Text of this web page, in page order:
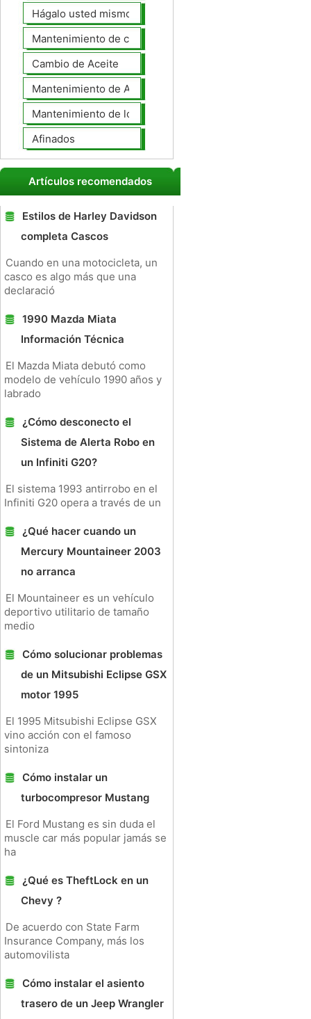
Hágalo usted mismo Mantenimiento de Automotores
Mantenimiento de coches General
Cambio de Aceite
Mantenimiento de Automotores Profesional
Mantenimiento de los neumáticos
Afinados
Artículos recomendados
Estilos de Harley Davidson
completa Cascos
Cuando en una motocicleta, un
casco es algo más que una
declaració
1990 Mazda Miata
Información Técnica
El Mazda Miata debutó como
modelo de vehículo 1990 años y
labrado
¿Cómo desconecto el
Sistema de Alerta Robo en
un Infiniti G20?
El sistema 1993 antirrobo en el
Infiniti G20 opera a través de un
¿Qué hacer cuando un
Mercury Mountaineer 2003
no arranca
El Mountaineer es un vehículo
deportivo utilitario de tamaño
medio
Cómo solucionar problemas
de un Mitsubishi Eclipse GSX
motor 1995
El 1995 Mitsubishi Eclipse GSX
vino acción con el famoso
sintoniza
Cómo instalar un
turbocompresor Mustang
El Ford Mustang es sin duda el
muscle car más popular jamás se
ha
¿Qué es TheftLock en un
Chevy ?
De acuerdo con State Farm
Insurance Company, más los
automovilista
Cómo instalar el asiento
trasero de un Jeep Wrangler